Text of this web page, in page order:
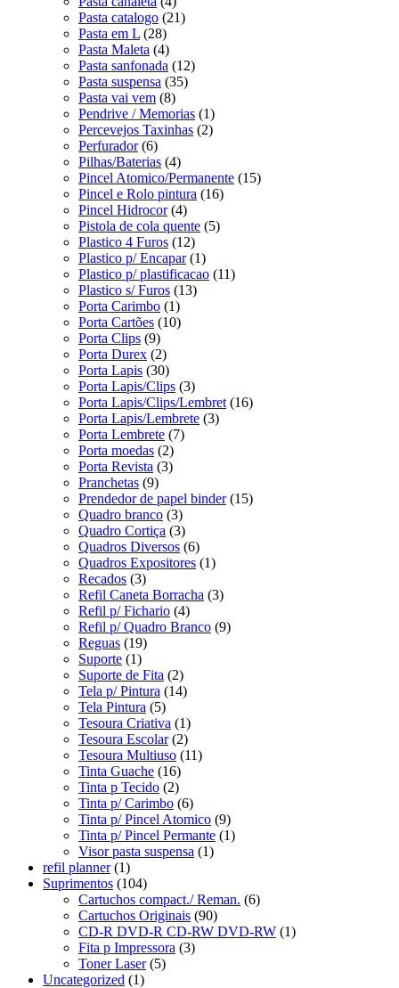
Pasta catalogo (21)
Pasta em L (28)
Pasta Maleta (4)
Pasta sanfonada (12)
Pasta suspensa (35)
Pasta vai vem (8)
Pendrive / Memorias (1)
Percevejos Taxinhas (2)
Perfurador (6)
Pilhas/Baterias (4)
Pincel Atomico/Permanente (15)
Pincel e Rolo pintura (16)
Pincel Hidrocor (4)
Pistola de cola quente (5)
Plastico 4 Furos (12)
Plastico p/ Encapar (1)
Plastico p/ plastificacao (11)
Plastico s/ Furos (13)
Porta Carimbo (1)
Porta Cartões (10)
Porta Clips (9)
Porta Durex (2)
Porta Lapis (30)
Porta Lapis/Clips (3)
Porta Lapis/Clips/Lembret (16)
Porta Lapis/Lembrete (3)
Porta Lembrete (7)
Porta moedas (2)
Porta Revista (3)
Pranchetas (9)
Prendedor de papel binder (15)
Quadro branco (3)
Quadro Cortiça (3)
Quadros Diversos (6)
Quadros Expositores (1)
Recados (3)
Refil Caneta Borracha (3)
Refil p/ Fichario (4)
Refil p/ Quadro Branco (9)
Reguas (19)
Suporte (1)
Suporte de Fita (2)
Tela p/ Pintura (14)
Tela Pintura (5)
Tesoura Criativa (1)
Tesoura Escolar (2)
Tesoura Multiuso (11)
Tinta Guache (16)
Tinta p Tecido (2)
Tinta p/ Carimbo (6)
Tinta p/ Pincel Atomico (9)
Tinta p/ Pincel Permante (1)
Visor pasta suspensa (1)
refil planner (1)
Suprimentos (104)
Cartuchos compact./ Reman. (6)
Cartuchos Originais (90)
CD-R DVD-R CD-RW DVD-RW (1)
Fita p Impressora (3)
Toner Laser (5)
Uncategorized (1)